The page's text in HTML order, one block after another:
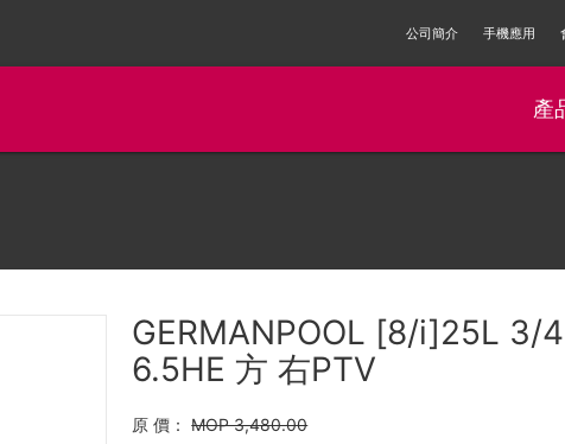
公司簡介 手機應用
產
GERMANPOOL [8/i]25L 3/
6.5HE 方 右PTV
原 價： MOP 3,480.00